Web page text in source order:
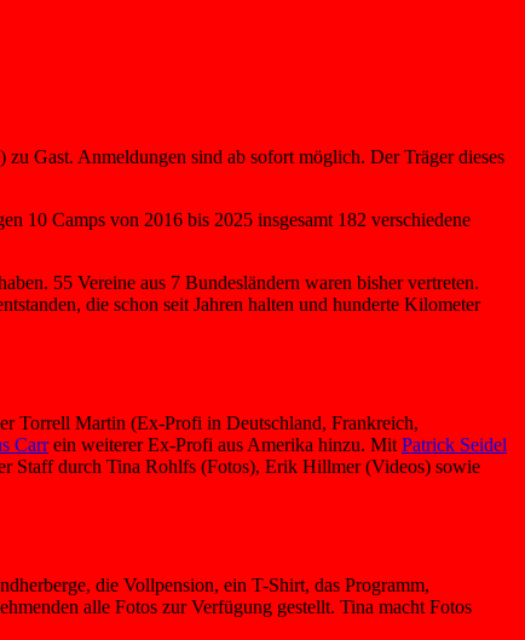
Gast. Anmeldungen sind ab sofort möglich. Der Träger dieses
10 Camps von 2016 bis 2025 insgesamt 182 verschiedene
55 Vereine aus 7 Bundesländern waren bisher vertreten.
die schon seit Jahren halten und hunderte Kilometer
Torrell Martin (Ex-Profi in Deutschland, Frankreich,
Carrein weiterer Ex-Profi aus Amerika hinzu. Mit Patrick Seidel
Staff durch Tina Rohlfs (Fotos), Erik Hillmer (Videos) sowie
die Vollpension, ein T-Shirt, das Programm,
alle Fotos zur Verfügung gestellt. Tina macht Fotos